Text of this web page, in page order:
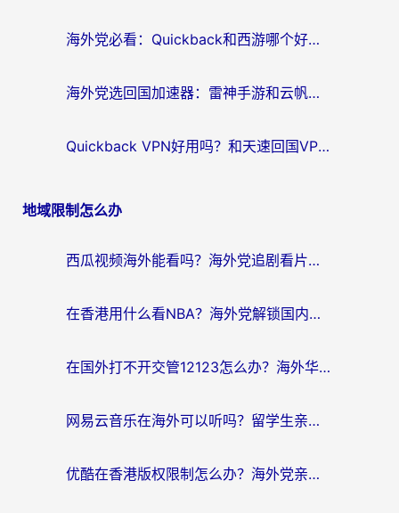
海外党必看：Quickback和西游哪个好？3个维度教你选对回国加速器
海外党选回国加速器：雷神手游和云帆哪个好？附3组对比+避坑指南
Quickback VPN好用吗？和天速回国VPN对比哪个回国效果更好？海外党必看的真实体验指南
地域限制怎么办
西瓜视频海外能看吗？海外党追剧看片的终极解决方案来了
在香港用什么看NBA？海外党解锁国内体育直播的终极攻略
在国外打不开交管12123怎么办？海外华人必看的回国加速全攻略
网易云音乐在海外可以听吗？留学生亲测有效的回国加速方案
优酷在香港版权限制怎么办？海外党亲测有效的追剧加速方案